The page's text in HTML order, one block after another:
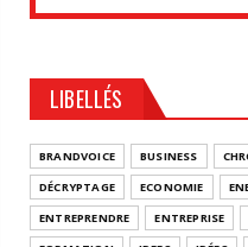
Retraites
de
LIBELLÉS
BRANDVOICE BUSINESS
DÉCRYPTAGE
ECONOMIE
ENTREPRENDRE
ENTREPRISE